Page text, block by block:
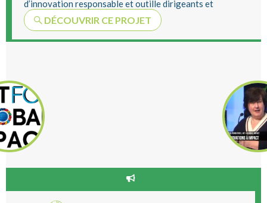
d’innovation responsable et outille dirigeants et
...
DÉCOUVRIR CE PROJET